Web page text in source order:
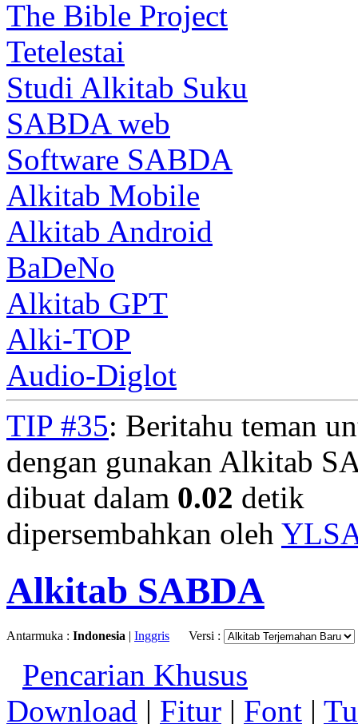
The Bible Project
Tetelestai
Studi Alkitab Suku
SABDA web
Software SABDA
Alkitab Mobile
Alkitab Android
BaDeNo
Alkitab GPT
Alki-TOP
Audio-Diglot
TIP #35: Beritahu teman
dengan gunakan Alkitab
dibuat dalam 0.02 detik
dipersembahkan oleh
Alkitab SABDA
Antarmuka : Indonesia | Inggris Versi :
Pencarian Khusus
Download | Fitur | Font |